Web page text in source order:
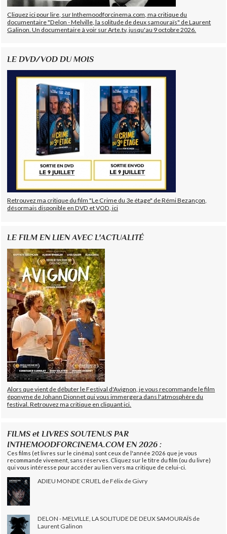
Cliquez ici pour lire, sur Inthemoodforcinema.com, ma critique du
documentaire "Delon - Melville, la solitude de deux samouraïs" de Laurent
Galinon. Un documentaire à voir sur Arte.tv, jusqu'au 9 octobre 2026.
LE DVD/VOD DU MOIS
Retrouvez ma critique du film "Le Crime du 3e étage" de Rémi Bezançon,
désormais disponible en DVD et VOD, ici
LE FILM EN LIEN AVEC L'ACTUALITÉ
Alors que vient de débuter le Festival d'Avignon, je vous recommande le film
éponyme de Johann Dionnet qui vous immergera dans l'atmosphère du
festival. Retrouvez ma critique en cliquant ici.
FILMS et LIVRES SOUTENUS PAR
INTHEMOODFORCINEMA.COM EN 2026 :
Ces films (et livres sur le cinéma) sont ceux de l'année 2026 que je vous
recommande vivement, sans réserves. Cliquez sur le titre du film (ou du livre)
qui vous intéresse pour accéder au lien vers ma critique de celui-ci.
ADIEU MONDE CRUEL de Félix de Givry
DELON - MELVILLE, LA SOLITUDE DE DEUX SAMOURAÏS de
Laurent Galinon